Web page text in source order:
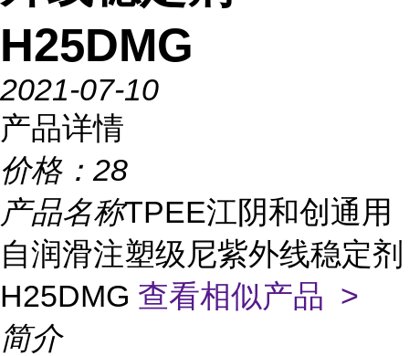
H25DMG
2021-07-10
产品详情
价格： 28
产品名称TPEE江阴和创通用
自润滑注塑级尼紫外线稳定剂
H25DMG 查看相似产品 >
简介